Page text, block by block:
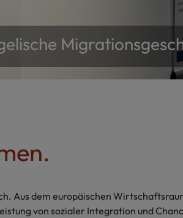
Europa wächst
Aus dem europäischen
Aus dem europäischen
von sozialer Integration und